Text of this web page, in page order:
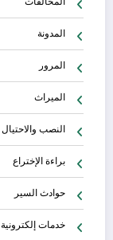
المدونة
المرور
الميراث
النصب والاحتيال
براءة الإختراع
حوادث السير
خدمات إلكترونية